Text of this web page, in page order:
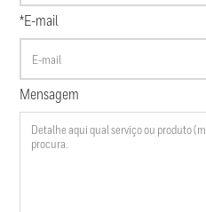
*E-mail
Mensagem